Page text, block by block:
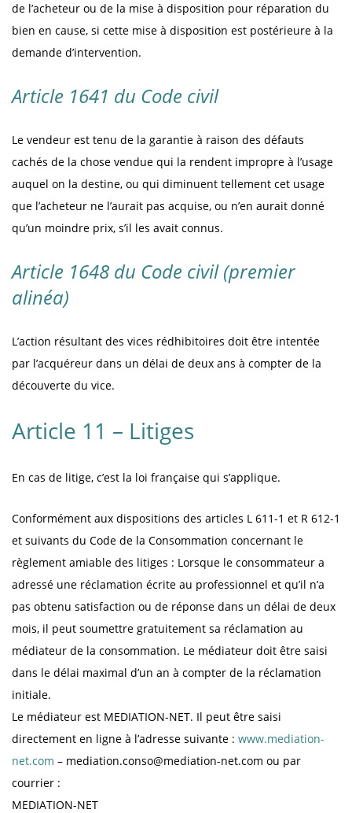
de l’acheteur ou de la mise à disposition pour réparation du
bien en cause, si cette mise à disposition est postérieure à la
demande d’intervention.
Article 1641 du Code civil
Le vendeur est tenu de la garantie à raison des défauts
cachés de la chose vendue qui la rendent impropre à l’usage
auquel on la destine, ou qui diminuent tellement cet usage
que l’acheteur ne l’aurait pas acquise, ou n’en aurait donné
qu’un moindre prix, s’il les avait connus.
Article 1648 du Code civil (premier
alinéa)
L’action résultant des vices rédhibitoires doit être intentée
par l’acquéreur dans un délai de deux ans à compter de la
découverte du vice.
Article 11 – Litiges
En cas de litige, c’est la loi française qui s’applique.
Conformément aux dispositions des articles L 611-1 et R 612-1
et suivants du Code de la Consommation concernant le
règlement amiable des litiges : Lorsque le consommateur a
adressé une réclamation écrite au professionnel et qu’il n’a
pas obtenu satisfaction ou de réponse dans un délai de deux
mois, il peut soumettre gratuitement sa réclamation au
médiateur de la consommation. Le médiateur doit être saisi
dans le délai maximal d’un an à compter de la réclamation
initiale.
Le médiateur est MEDIATION-NET. Il peut être saisi
directement en ligne à l’adresse suivante : www.mediation-
net.com – mediation.conso@mediation-net.com ou par
courrier :
MEDIATION-NET